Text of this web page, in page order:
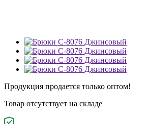
Продукция продается только оптом!
Товар отсутствует на складе